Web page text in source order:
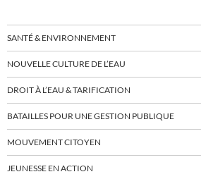
SANTÉ & ENVIRONNEMENT
NOUVELLE CULTURE DE L’EAU
DROIT À L’EAU & TARIFICATION
BATAILLES POUR UNE GESTION PUBLIQUE
MOUVEMENT CITOYEN
JEUNESSE EN ACTION